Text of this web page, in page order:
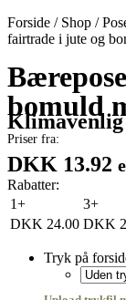
Forside / Shop /
fairtrade i jute og
bomuld
Priser fra:
DKK 13.92
Rabatter:
1+
3+
DKK 24.00 DKK
Tryk på